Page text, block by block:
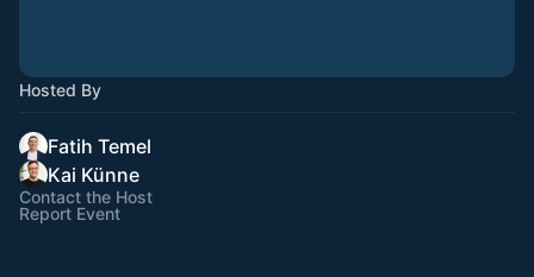
Hosted By
Fatih Temel
Kai Künne
Contact the Host
Report Event